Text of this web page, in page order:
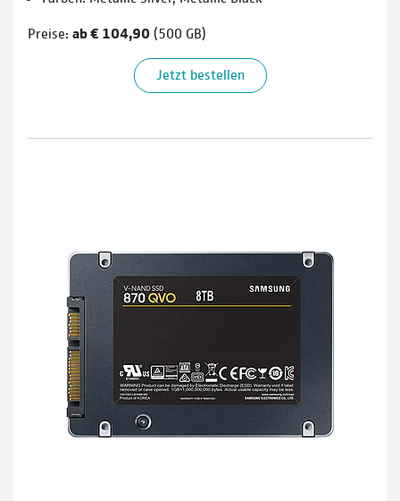
Preise: ab € 104,90(500 GB)
Jetzt bestellen